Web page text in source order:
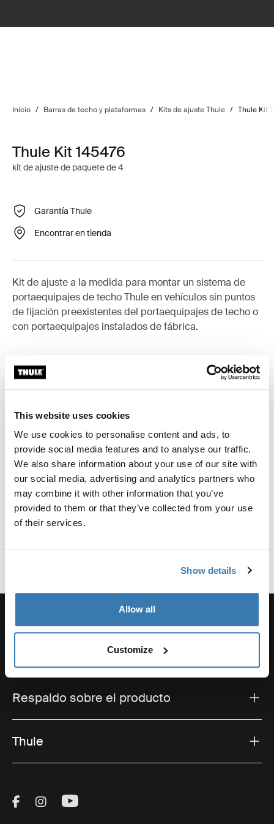
This website uses cookies
We use cookies to personalise content and ads, to
provide social media features and to analyse our traffic.
We also share information about your use of our site with
our social media, advertising and analytics partners who
may combine it with other information that you’ve
provided to them or that they’ve collected from your use
of their services.
Show details
Allow all
Customize
Inicio / Barras de techo y plataformas / Kits de ajuste Thule / Thule Kit
Thule Kit 145476
kit de ajuste de paquete de 4
Garantía Thule
Encontrar en tienda
Kit de ajuste a la medida para montar un sistema de
portaequipajes de techo Thule en vehículos sin puntos
de fijación preexistentes del portaequipajes de techo o
con portaequipajes instalados de fábrica.
Toggle techspec
Especificaciones técnicas
Toggle guides and instructions
Instrucciones
Respaldo sobre el producto
Thule
Visit Thule on Facebook (external link)
Visit Thule on Instagram (external link)
Visit Thule on Youtube (external